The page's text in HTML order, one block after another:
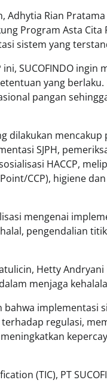
Adhytia Rian
Program Asta
sistem yang
SUCOFINDO
yang
pangan
dilakukan
SJPH,
HACCP,
CCP), higiene
mengenai
pengendalian
Hetty
menjaga
implementasi
regulasi,
(TIC), PT